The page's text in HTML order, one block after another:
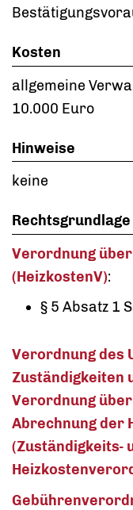
Kosten
allgemeine
10.000 Euro
Hinweise
keine
Rechtsgrundlage
Verordnung
(HeizkostenV):
§ 5 Absatz 1
Verordnung des
Zuständigkeiten
Verordnung
Abrechnung der
(Zuständigkeits-